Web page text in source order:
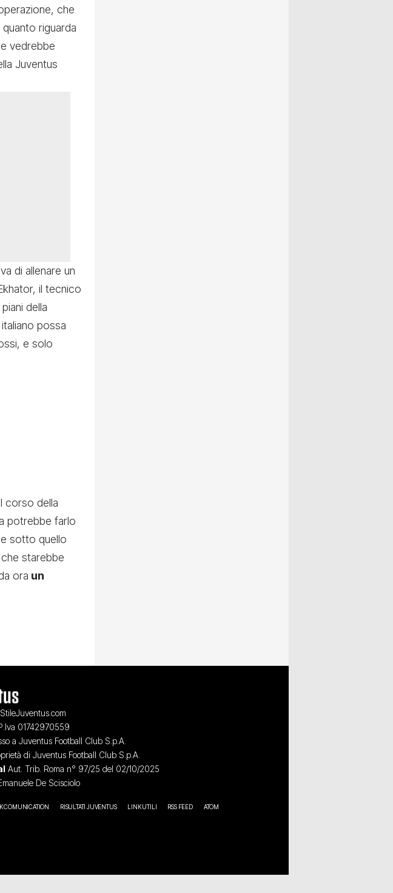
che
riguarda
vedrebbe
Juventus
di allenare un
il tecnico
piani della
possa
e solo
corso della
potrebbe farlo
sotto quello
starebbe
ora un
01742970559
a Juventus Football Club S.p.A.
di Juventus Football Club S.p.A.
Aut. Trib. Roma n° 97/25 del 02/10/2025
De Scisciolo
COMUNICATION RISULTATI JUVENTUS LINK UTILI RSS FEED ATOM